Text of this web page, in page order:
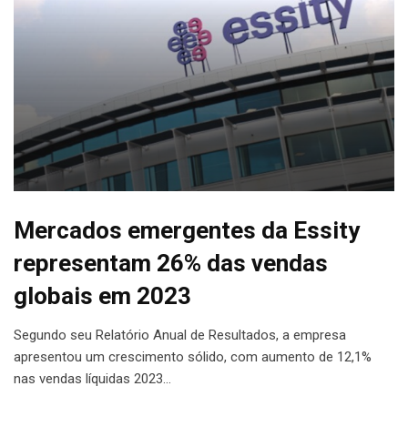
Mercados emergentes da Essity
representam 26% das vendas
globais em 2023
Segundo seu Relatório Anual de Resultados, a empresa
apresentou um crescimento sólido, com aumento de 12,1%
nas vendas líquidas 2023…